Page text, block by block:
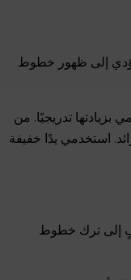
إلى ظهور خطوط
بزيادتها تدريجيًا. من
استخدمي يدًا خفيفة
إلى ترك خطوط